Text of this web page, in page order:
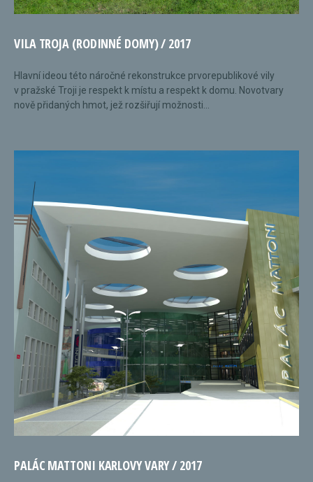
VILA TROJA (RODINNÉ DOMY) / 2017
Hlavní ideou této náročné rekonstrukce prvorepublikové vily
v pražské Troji je respekt k místu a respekt k domu. Novotvary
nově přidaných hmot, jež rozšiřují možnosti...
PALÁC MATTONI KARLOVY VARY / 2017